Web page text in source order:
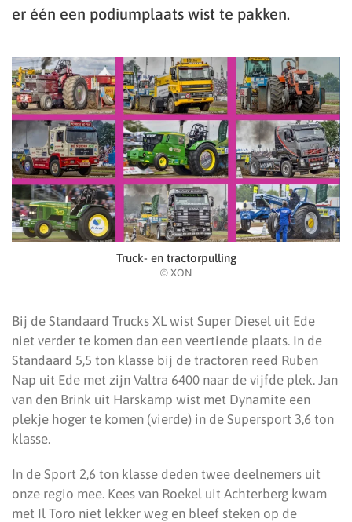
er één een podiumplaats wist te pakken.
Truck- en tractorpulling
© XON
Bij de Standaard Trucks XL wist Super Diesel uit Ede
niet verder te komen dan een veertiende plaats. In de
Standaard 5,5 ton klasse bij de tractoren reed Ruben
Nap uit Ede met zijn Valtra 6400 naar de vijfde plek. Jan
van den Brink uit Harskamp wist met Dynamite een
plekje hoger te komen (vierde) in de Supersport 3,6 ton
klasse.
In de Sport 2,6 ton klasse deden twee deelnemers uit
onze regio mee. Kees van Roekel uit Achterberg kwam
met Il Toro niet lekker weg en bleef steken op de